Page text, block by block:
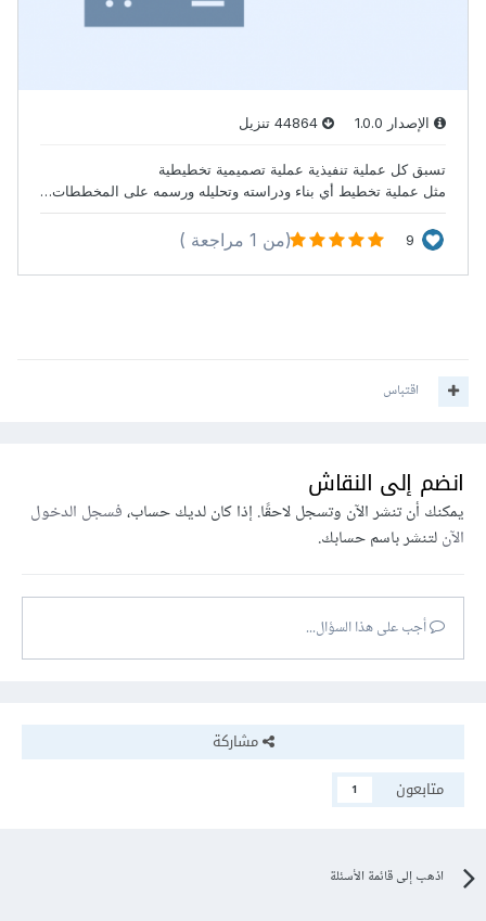
اقتباس
انضم إلى النقاش
يمكنك أن تنشر الآن وتسجل لاحقًا. إذا كان لديك حساب،فسجل الدخول
الآنلتنشر باسم حسابك.
أجب على هذا السؤال...
مشاركة
متابعون
1
اذهب إلى قائمة الأسئلة